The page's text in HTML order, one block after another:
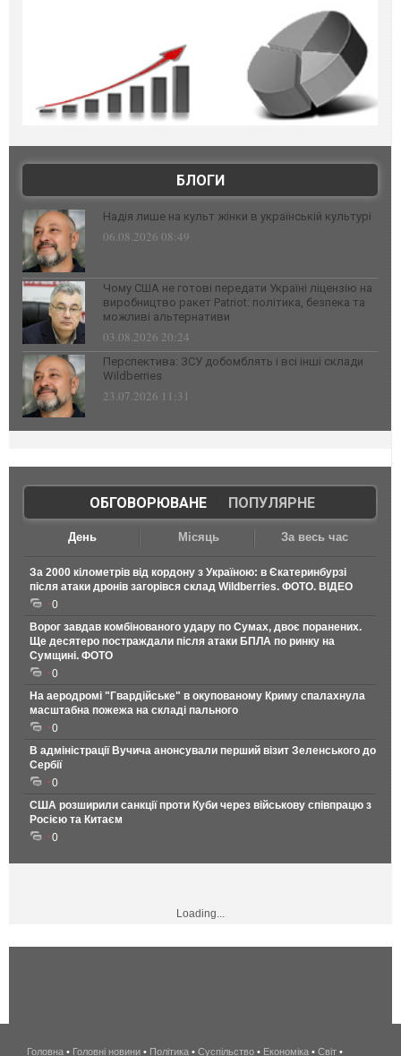
БЛОГИ
Надія лише на культ жінки в українській культурі
06.08.2026 08:49
Чому США не готові передати Україні ліцензію на
виробництво ракет Patriot: політика, безпека та
можливі альтернативи
03.08.2026 20:24
Перспектива: ЗСУ добомблять і всі інші склади
Wildberries
23.07.2026 11:31
ОБГОВОРЮВАНЕ| ПОПУЛЯРНЕ
День Місяць За весь час
За 2000 кілометрів від кордону з Україною: в Єкатеринбурзі
після атаки дронів загорівся склад Wildberries. ФОТО. ВІДЕО
0
Ворог завдав комбінованого удару по Сумах, двоє поранених.
Ще десятеро постраждали після атаки БПЛА по ринку на
Сумщині. ФОТО
0
На аеродромі "Гвардійське" в окупованому Криму спалахнула
масштабна пожежа на складі пального
0
В адміністрації Вучича анонсували перший візит Зеленського до
Сербії
0
США розширили санкції проти Куби через військову співпрацю з
Росією та Китаєм
0
Loading...
беспроводной
Головна • Головні новини • Політика • Суспільство • Економіка • Світ •